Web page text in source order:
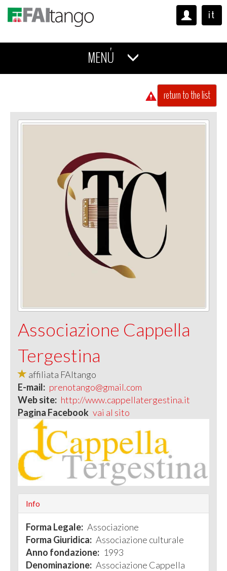
it
MENÚ
return to the list
Associazione Cappella
Tergestina
affiliata FAItango
E-mail: prenotango@gmail.com
Web site: http://www.cappellatergestina.it
Pagina Facebook vai al sito
Info
Forma Legale: Associazione
Forma Giuridica: Associazione culturale
Anno fondazione: 1993
Denominazione: Associazione Cappella